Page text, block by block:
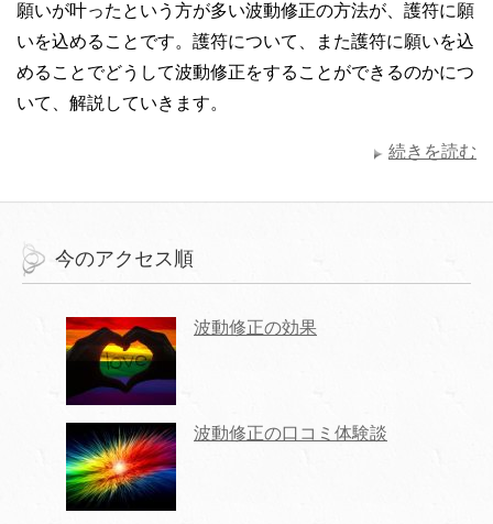
願いが叶ったという方が多い波動修正の方法が、護符に願
いを込めることです。護符について、また護符に願いを込
めることでどうして波動修正をすることができるのかにつ
いて、解説していきます。
続きを読む
今のアクセス順
波動修正の効果
波動修正の口コミ体験談